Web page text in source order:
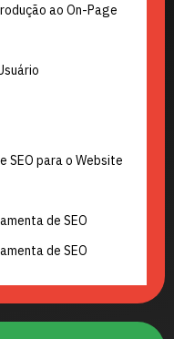
ao On-Page
SEO para o Website
de SEO
de SEO